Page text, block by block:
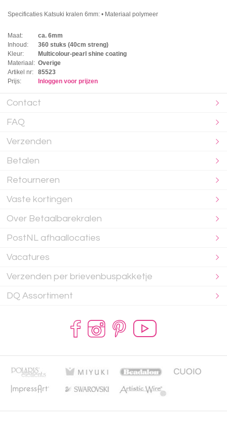
Specificaties Katsuki kralen 6mm: • Materiaal polymeer
Maat:
ca. 6mm
Inhoud:
360 stuks (40cm streng)
Kleur:
Multicolour-pearl shine coating
Materiaal: Overige
Artikel nr:
85523
Prijs:
Inloggen voor prijzen
Contact
FAQ
Verzenden
Betalen
Retourneren
Vaste kortingen
Over Betaalbarekralen
PostNL afhaallocaties
Vacatures
Verzenden per brievenbuspakketje
DQ Assortiment